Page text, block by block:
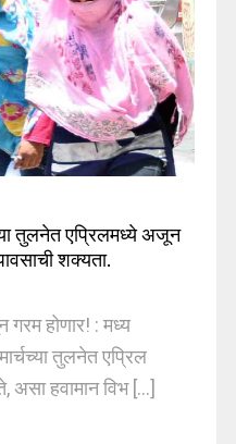
तुलनेत एप्रिलमध्ये अजून
शक्यता.
गरम होणार! : मध्य
तुलनेत एप्रिल
हवामान विभ [...]